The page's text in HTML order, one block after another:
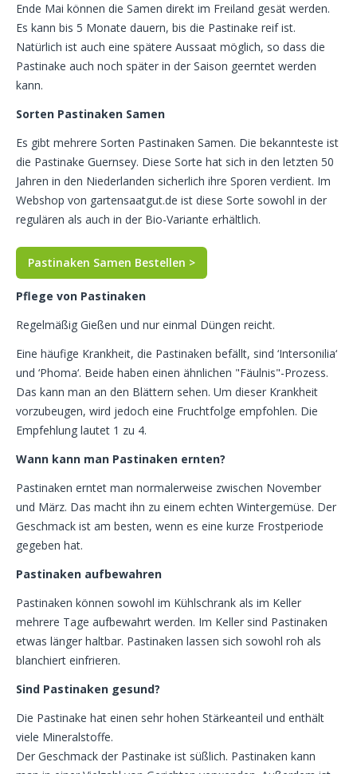
Ende Mai können die Samen direkt im Freiland gesät werden.
Es kann bis 5 Monate dauern, bis die Pastinake reif ist.
Natürlich ist auch eine spätere Aussaat möglich, so dass die
Pastinake auch noch später in der Saison geerntet werden
kann.
Sorten Pastinaken Samen
Es gibt mehrere Sorten Pastinaken Samen. Die bekannteste ist
die Pastinake Guernsey. Diese Sorte hat sich in den letzten 50
Jahren in den Niederlanden sicherlich ihre Sporen verdient. Im
Webshop von gartensaatgut.de ist diese Sorte sowohl in der
regulären als auch in der Bio-Variante erhältlich.
Pastinaken Samen Bestellen >
Pflege von Pastinaken
Regelmäßig Gießen und nur einmal Düngen reicht.
Eine häufige Krankheit, die Pastinaken befällt, sind ‘Intersonilia‘
und ‘Phoma‘. Beide haben einen ähnlichen "Fäulnis"-Prozess.
Das kann man an den Blättern sehen. Um dieser Krankheit
vorzubeugen, wird jedoch eine Fruchtfolge empfohlen. Die
Empfehlung lautet 1 zu 4.
Wann kann man Pastinaken ernten?
Pastinaken erntet man normalerweise zwischen November
und März. Das macht ihn zu einem echten Wintergemüse. Der
Geschmack ist am besten, wenn es eine kurze Frostperiode
gegeben hat.
Pastinaken aufbewahren
Pastinaken können sowohl im Kühlschrank als im Keller
mehrere Tage aufbewahrt werden. Im Keller sind Pastinaken
etwas länger haltbar. Pastinaken lassen sich sowohl roh als
blanchiert einfrieren.
Sind Pastinaken gesund?
Die Pastinake hat einen sehr hohen Stärkeanteil und enthält
viele Mineralstoffe.
Der Geschmack der Pastinake ist süßlich. Pastinaken kann